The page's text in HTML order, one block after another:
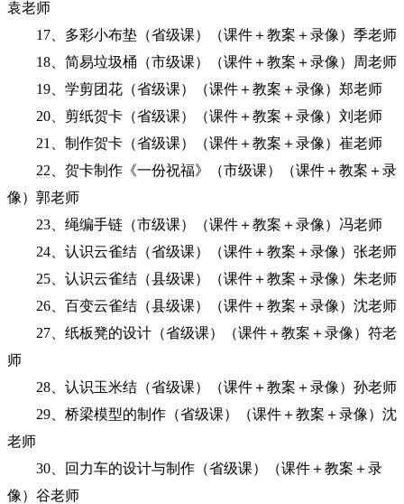
袁老师
17、多彩小布垫（省级课）（课件＋教案＋录像）季老师
18、简易垃圾桶（市级课）（课件＋教案＋录像）周老师
19、学剪团花（省级课）（课件＋教案＋录像）郑老师
20、剪纸贺卡（省级课）（课件＋教案＋录像）刘老师
21、制作贺卡（省级课）（课件＋教案＋录像）崔老师
22、贺卡制作《一份祝福》（市级课）（课件＋教案＋录
像）郭老师
23、绳编手链（市级课）（课件＋教案＋录像）冯老师
24、认识云雀结（省级课）（课件＋教案＋录像）张老师
25、认识云雀结（县级课）（课件＋教案＋录像）朱老师
26、百变云雀结（县级课）（课件＋教案＋录像）沈老师
27、纸板凳的设计（省级课）（课件＋教案＋录像）符老
师
28、认识玉米结（省级课）（课件＋教案＋录像）孙老师
29、桥梁模型的制作（省级课）（课件＋教案＋录像）沈
老师
30、回力车的设计与制作（省级课）（课件＋教案＋录
像）谷老师